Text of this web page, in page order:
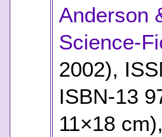
Anderson
Science-
2002),
ISBN-13
11×18